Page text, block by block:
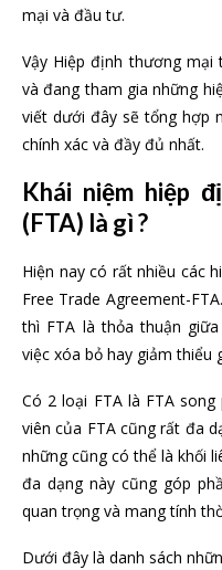
mại và đầu tư.
Vậy Hiệp định thương mại
và đang tham gia những
viết dưới đây sẽ tổng hợp
chính xác và đầy đủ nhất.
Khái niệm hiệp
(FTA) là gì ?
Hiện nay có rất nhiều các
Free Trade Agreement-
thì FTA là thỏa thuận
việc xóa bỏ hay giảm thiểu
Có 2 loại FTA là FTA
viên của FTA cũng rất đa
những cũng có thể là khối
đa dạng này cũng góp
quan trọng và mang tính
Dưới đây là danh sách